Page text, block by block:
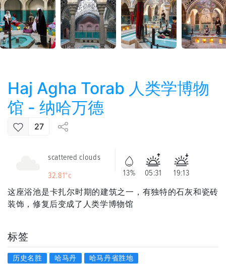
Haj Agha Torab 人类学博物
馆 - 纳哈万德
27
scattered clouds
32.81°c
13% 05:31
19:13
这座浴池是卡扎尔时期的建筑之一，有独特的石灰和瓷砖
装饰，修复后变成了人类学博物馆
标签
历史名胜 哈马丹 哈马丹省胜地